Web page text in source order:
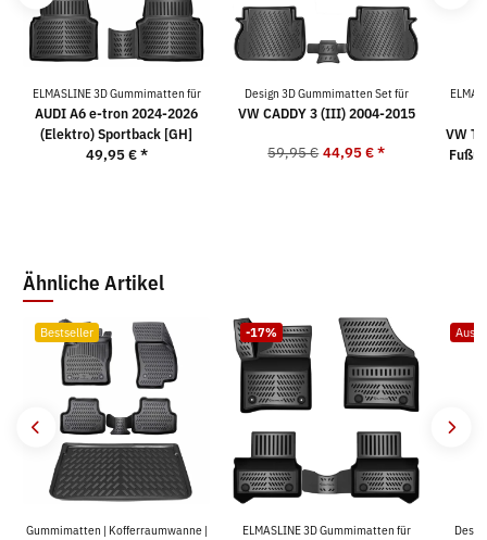
ELMASLINE 3D Gummimatten für
AUDI A6 e-tron 2024-2026
(Elektro) Sportback [GH]
49,95 €*
Design 3D Gummimatten Set für
VW CADDY 3 (III) 2004-2015
59,95 € 44,95 €*
VW
Ähnliche Artikel
Bestseller
Gummimatten | Kofferraumwanne |
-17%
ELMASLINE 3D Gummimatten für